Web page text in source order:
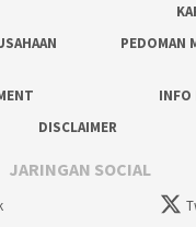
PEDOMAN
INFO
DISCLAIMER
JARINGAN SOCIAL